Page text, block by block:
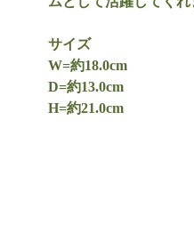
サイズ
W=約18.0cm
D=約13.0cm
H=約21.0cm